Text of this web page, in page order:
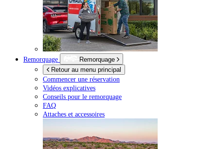
Remorquage
Remorquage
Retour au menu principal
Commencer une réservation
Vidéos explicatives
Conseils pour le remorquage
FAQ
Attaches et accessoires